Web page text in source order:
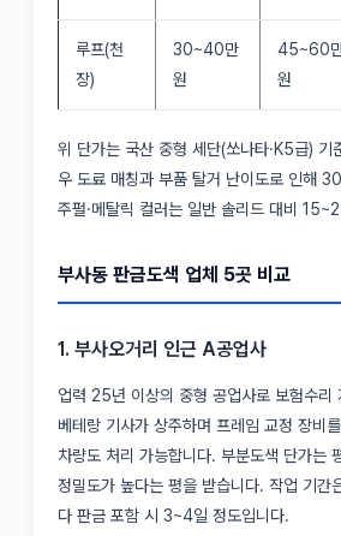
루프(천
장)
30~40만
원
45~60
원
위 단가는 국산 중형 세단(쏘나타·K5급) 기
우 도료 매칭과 부품 탈거 난이도로 인해
주펄·메탈릭 컬러는 일반 솔리드 대비
부사동 판금도색 업체 5곳 비교
1. 부사오거리 인근 A공업사
업력 25년 이상의 중형 공업사로 보험수리
베테랑 기사가 상주하며 프레임 교정 장비
차량도 처리 가능합니다. 부분도색 단가는
정밀도가 높다는 평을 받습니다. 작업 기간
다 판금 포함 시 3~4일 정도입니다.